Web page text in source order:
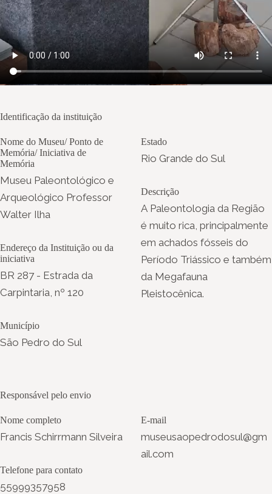
Identificação da instituição
Nome do Museu/ Ponto de
Memória/ Iniciativa de
Memória
Museu Paleontológico e
Arqueológico Professor
Walter Ilha
Endereço da Instituição ou da
iniciativa
BR 287 - Estrada da
Carpintaria, nº 120
Município
São Pedro do Sul
Estado
Rio Grande do Sul
Descrição
A Paleontologia da Região
é muito rica, principalmente
em achados fósseis do
Período Triássico e também
da Megafauna
Pleistocênica.
Responsável pelo envio
Nome completo
Francis Schirrmann Silveira
Telefone para contato
55999357958
E-mail
museusaopedrodosul@gm
ail.com